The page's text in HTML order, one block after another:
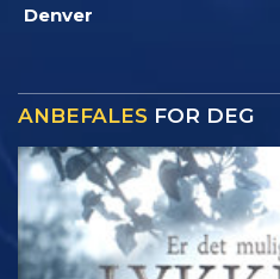
Denver
ANBEFALES FOR DEG